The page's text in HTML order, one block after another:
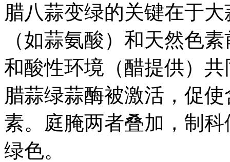
腊八蒜变绿的关键在于
（如蒜氨酸）和天然色
和酸性环境（醋提供）
腊蒜绿蒜酶被激活，促
素。庭腌两者叠加，制
绿色。